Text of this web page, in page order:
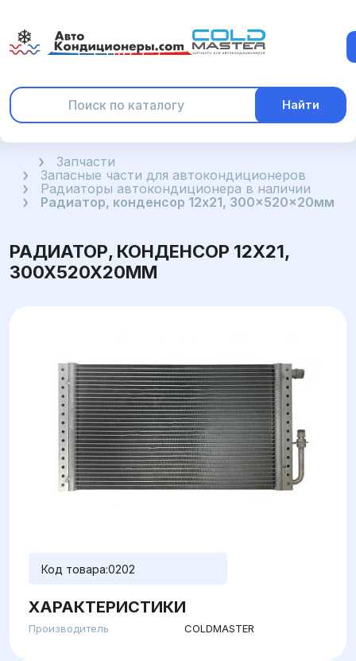
Найти
ГлавнаяЗапчасти
Запасные части для автокондиционеров
Радиаторы автокондиционера в наличии
Радиатор, конденсор 12x21, 300x520x20мм
РАДИАТОР, КОНДЕНСОР 12X21,
300X520X20ММ
Код товара:0202
ХАРАКТЕРИСТИКИ
Производитель COLDMASTER